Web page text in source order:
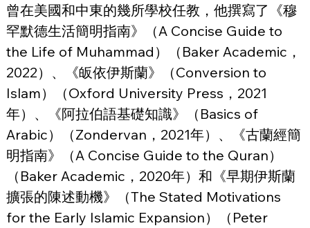
曾在美國和中東的幾所學校任教，他撰寫了《穆
罕默德生活簡明指南》（A Concise Guide to
the Life of Muhammad）（Baker Academic，
2022）、《皈依伊斯蘭》（Conversion to
Islam）（Oxford University Press，2021
年）、《阿拉伯語基礎知識》（Basics of
Arabic）（Zondervan，2021年）、《古蘭經簡
明指南》（A Concise Guide to the Quran）
（Baker Academic，2020年）和《早期伊斯蘭
擴張的陳述動機》（The Stated Motivations
for the Early Islamic Expansion）（Peter